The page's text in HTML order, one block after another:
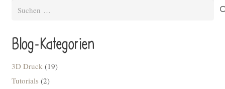
Suchen
Blog-Kategorien
3D Druck (19)
Tutorials (2)